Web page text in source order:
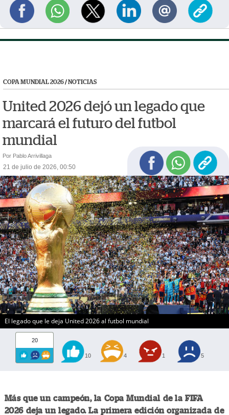
COPA MUNDIAL 2026/NOTICIAS
United 2026 dejó un legado que
marcará el futuro del futbol
mundial
Por Pablo Arrivillaga
21 de julio de 2026, 00:50
El legado que le deja United 2026 al futbol mundial
20
10 4 1 5
Más que un campeón, la Copa Mundial de la FIFA
2026 deja un legado. La primera edición organizada de